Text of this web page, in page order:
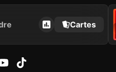
Cartes